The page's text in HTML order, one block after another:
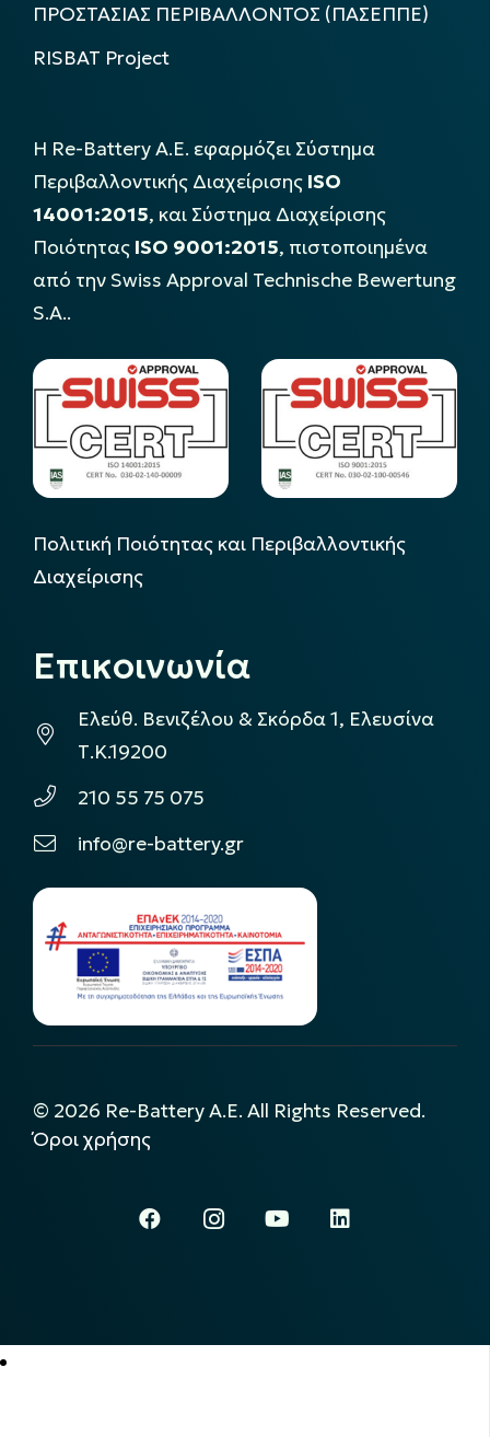
ΠΡΟΣΤΑΣΙΑΣ ΠΕΡΙΒΑΛΛΟΝΤΟΣ (ΠΑΣΕΠΠΕ)
RISBAT Project
Η Re-Battery Α.Ε. εφαρμόζει Σύστημα
Περιβαλλοντικής Διαχείρισης ISO
14001:2015, και Σύστημα Διαχείρισης
Ποιότητας ISO 9001:2015, πιστοποιημένα
από την Swiss Approval Technische Bewertung
S.A..
Πολιτική Ποιότητας και Περιβαλλοντικής
Διαχείρισης
Επικοινωνία
Ελεύθ. Βενιζέλου & Σκόρδα 1, Ελευσίνα
Τ.Κ.19200
210 55 75 075
info@re-battery.gr
© 2026 Re-Battery A.E. All Rights Reserved.
Όροι χρήσης